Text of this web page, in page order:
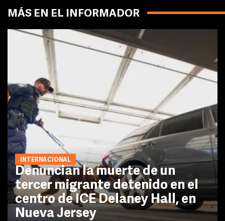
MÁS EN EL INFORMADOR
INTERNACIONAL
Denuncian la muerte de un
tercer migrante detenido en el
centro de ICE Delaney Hall, en
Nueva Jersey